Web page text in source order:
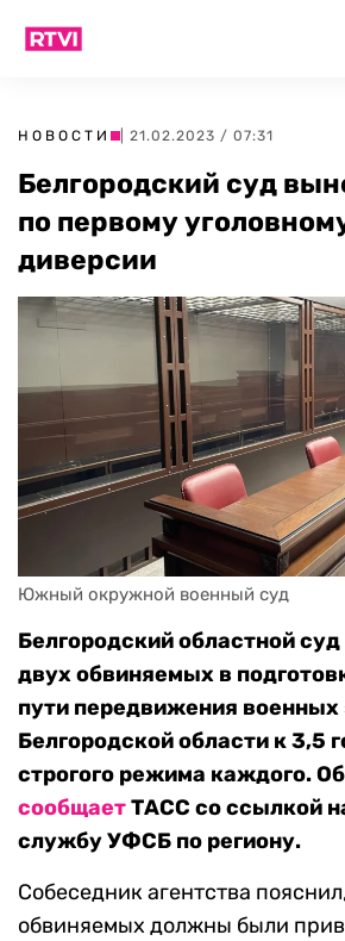
НОВОСТИ | 21.02.2023 / 07:31
Белгородский суд
по первому
диверсии
Белгородский областной
двух обвиняемых в
пути передвижения военных
Белгородской области к 3,5
строгого режима каждого.
сообщаетТАСС со ссылкой
службу УФСБ по региону.
Собеседник агентства
обвиняемых должны были